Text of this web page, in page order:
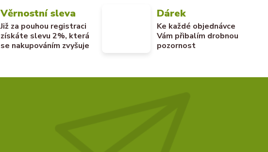
Věrnostní sleva
Již za pouhou registraci
získáte slevu 2%, která
se nakupováním zvyšuje
Dárek
Ke každé objednávce
Vám přibalím drobnou
pozornost